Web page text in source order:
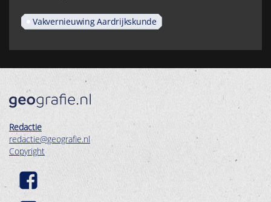
Vakvernieuwing Aardrijkskunde
Redactie
redactie@geografie.nl
Copyright